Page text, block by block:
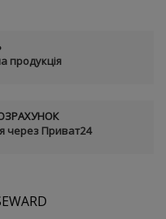
продукція
через Приват24